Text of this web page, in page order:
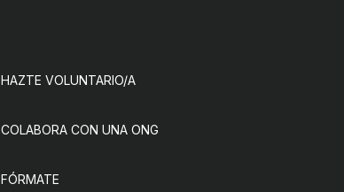
HAZTE VOLUNTARIO/A
COLABORA CON UNA ONG
FÓRMATE